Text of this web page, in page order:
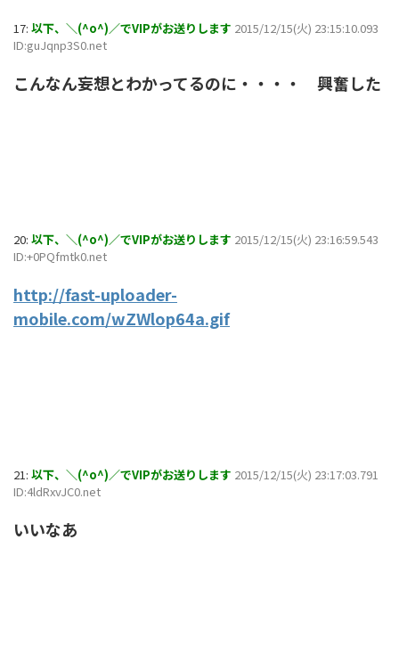
17: 以下、＼(^o^)／でVIPがお送りします 2015/12/15(火) 23:15:10.093
ID:guJqnp3S0.net
こんなん妄想とわかってるのに・・・・ 興奮した
20: 以下、＼(^o^)／でVIPがお送りします 2015/12/15(火) 23:16:59.543
ID:+0PQfmtk0.net
http://fast-uploader-
mobile.com/wZWlop64a.gif
21: 以下、＼(^o^)／でVIPがお送りします 2015/12/15(火) 23:17:03.791
ID:4ldRxvJC0.net
いいなあ